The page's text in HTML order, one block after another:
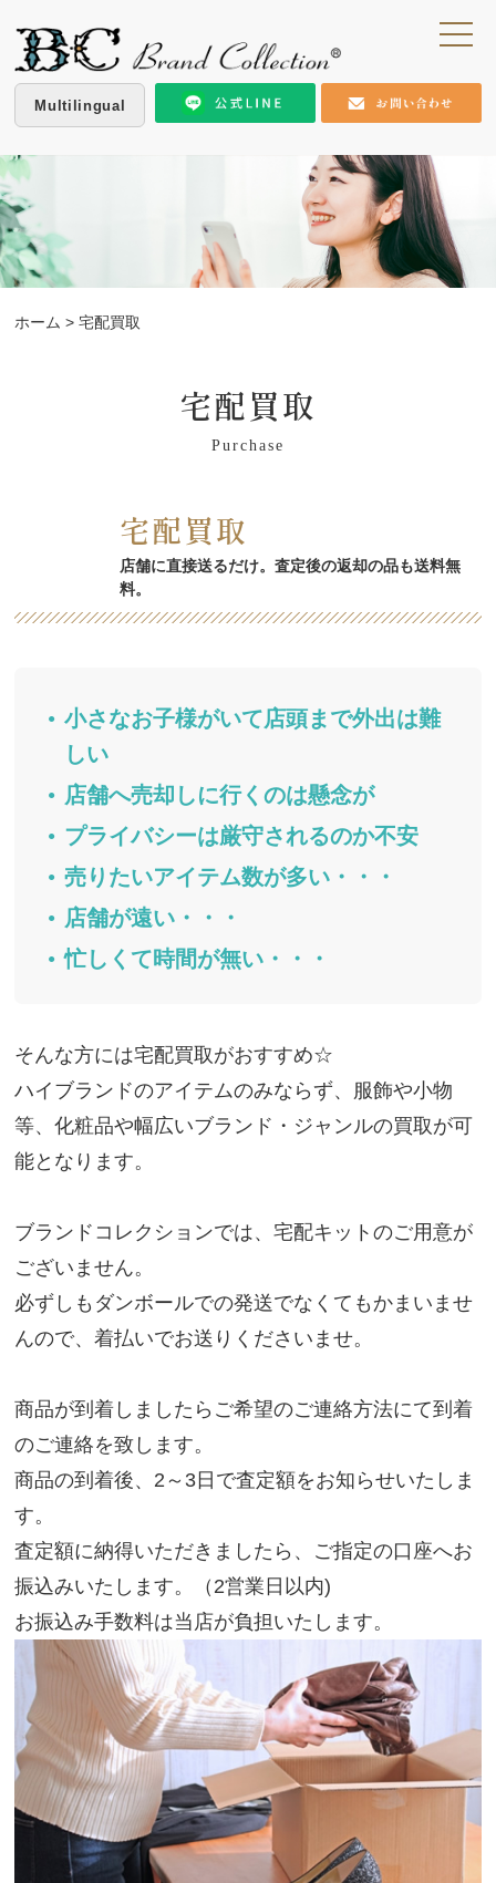
Multilingual
ホーム > 宅配買取
宅配買取
Purchase
宅配買取
店舗に直接送るだけ。査定後の返却の品も送料無
料。
小さなお子様がいて店頭まで外出は難
しい
店舗へ売却しに行くのは懸念が
プライバシーは厳守されるのか不安
売りたいアイテム数が多い・・・
店舗が遠い・・・
忙しくて時間が無い・・・
そんな方には宅配買取がおすすめ☆
ハイブランドのアイテムのみならず、服飾や小物
等、化粧品や幅広いブランド・ジャンルの買取が可
能となります。
ブランドコレクションでは、宅配キットのご用意が
ございません。
必ずしもダンボールでの発送でなくてもかまいませ
んので、着払いでお送りくださいませ。
商品が到着しましたらご希望のご連絡方法にて到着
のご連絡を致します。
商品の到着後、2～3日で査定額をお知らせいたしま
す。
査定額に納得いただきましたら、ご指定の口座へお
振込みいたします。（2営業日以内)
お振込み手数料は当店が負担いたします。